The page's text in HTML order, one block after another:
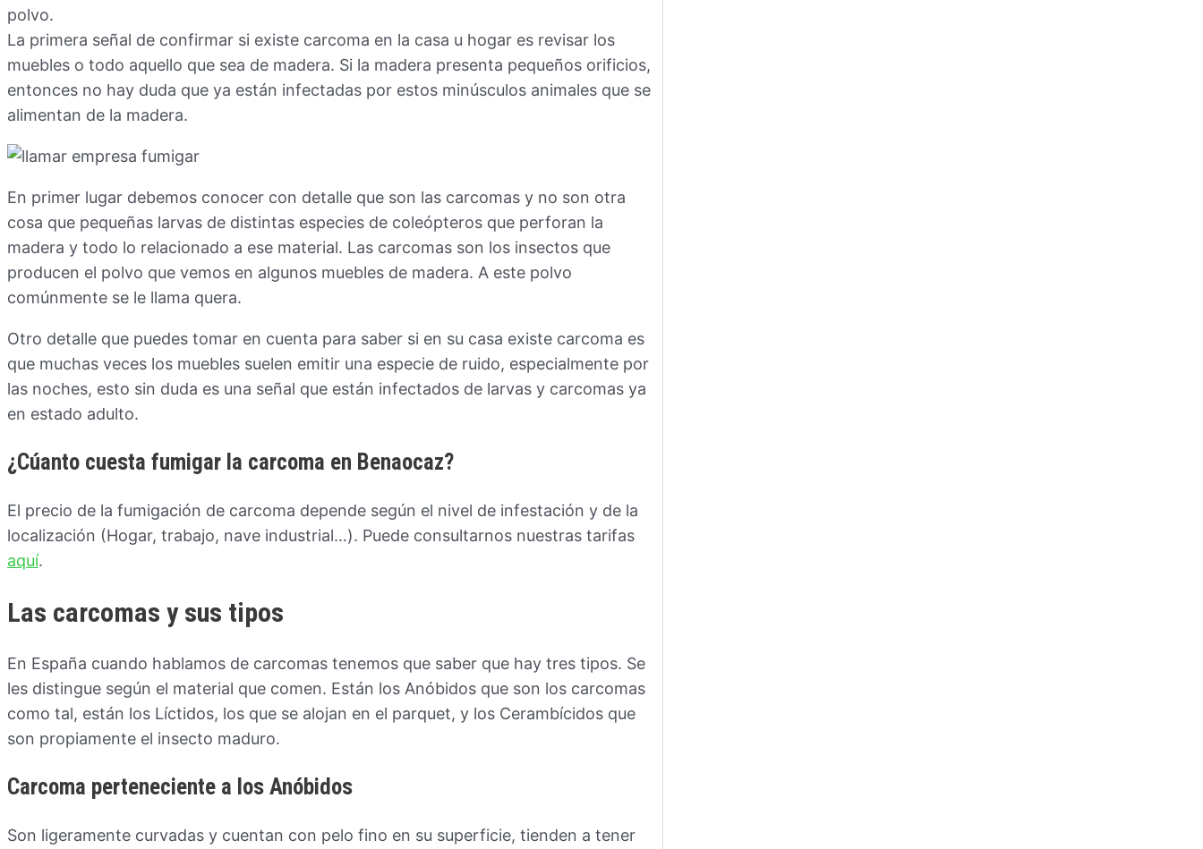
polvo.
La primera señal de confirmar si existe carcoma en la casa u hogar es revisar los
muebles o todo aquello que sea de madera. Si la madera presenta pequeños orificios,
entonces no hay duda que ya están infectadas por estos minúsculos animales que se
alimentan de la madera.
En primer lugar debemos conocer con detalle que son las carcomas y no son otra
cosa que pequeñas larvas de distintas especies de coleópteros que perforan la
madera y todo lo relacionado a ese material. Las carcomas son los insectos que
producen el polvo que vemos en algunos muebles de madera. A este polvo
comúnmente se le llama quera.
Otro detalle que puedes tomar en cuenta para saber si en su casa existe carcoma es
que muchas veces los muebles suelen emitir una especie de ruido, especialmente por
las noches, esto sin duda es una señal que están infectados de larvas y carcomas ya
en estado adulto.
¿Cúanto cuesta fumigar la carcoma en Benaocaz?
El precio de la fumigación de carcoma depende según el nivel de infestación y de la
localización (Hogar, trabajo, nave industrial…). Puede consultarnos nuestras tarifas
aquí.
Las carcomas y sus tipos
En España cuando hablamos de carcomas tenemos que saber que hay tres tipos. Se
les distingue según el material que comen. Están los Anóbidos que son los carcomas
como tal, están los Líctidos, los que se alojan en el parquet, y los Cerambícidos que
son propiamente el insecto maduro.
Carcoma perteneciente a los Anóbidos
Son ligeramente curvadas y cuentan con pelo fino en su superficie, tienden a tener